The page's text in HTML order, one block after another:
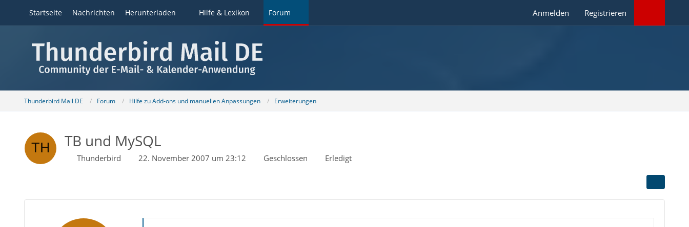
Startseite Nachrichten Herunterladen Hilfe & Lexikon Forum Anmelden Registrieren
Thunderbird Mail DE Forum Hilfe zu Add-ons und manuellen Anpassungen Erweiterungen
TB und MySQL
Thunderbird 22. November 2007 um 23:12 Geschlossen Erledigt